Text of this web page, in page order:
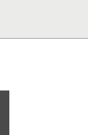
Leopolda Staffa